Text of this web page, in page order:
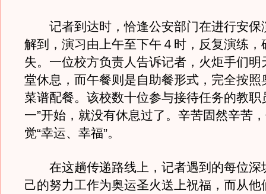
记者到达时，恰逢公安部门在进行安保
解到，演习由上午至下午４时，反复演练，
失。一位校方负责人告诉记者，火炬手们明
堂休息，而午餐则是自助餐形式，完全按照
菜谱配餐。该校数十位参与接待任务的教职
一”开始，就没有休息过了。辛苦固然辛苦
觉“幸运、幸福”。
在这趟传递路线上，记者遇到的每位深
己的努力工作为奥运圣火送上祝福，而从他